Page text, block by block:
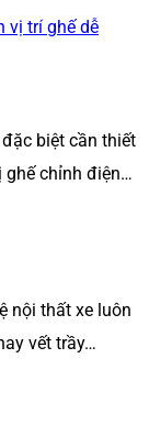
biệt cần thiết
ghế chỉnh điện…
nội thất xe luôn
vết trầy…